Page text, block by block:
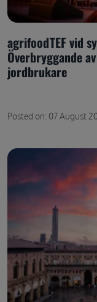
agrifoodTEF vid
Överbryggande
jordbrukare
Posted on: 07 August